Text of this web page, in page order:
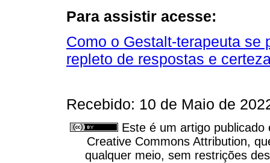
Para assistir acesse:
Como o Gestalt-terapeuta se
repleto de respostas e
Recebido: 10 de Maio de
Este é um artigo
Creative Commons Attribution,
qualquer meio, sem restrições